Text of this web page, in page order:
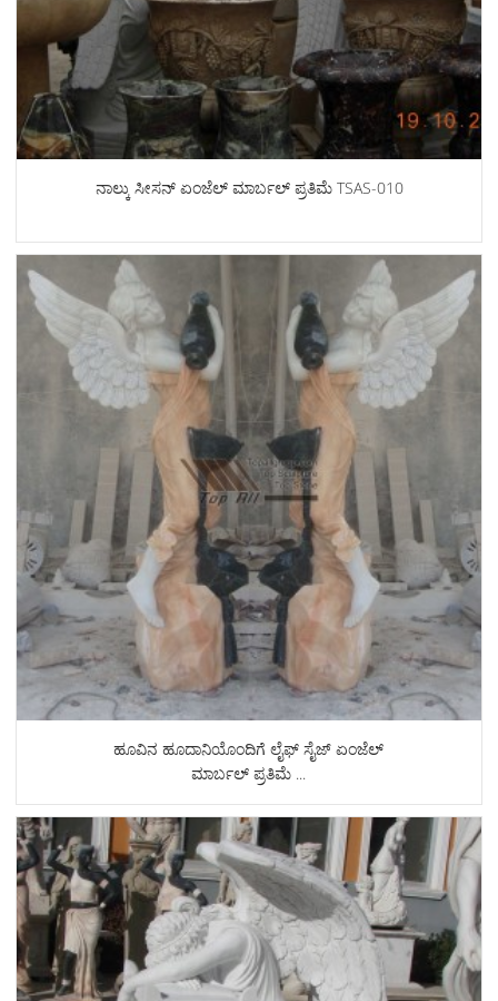
ನಾಲ್ಕು ಸೀಸನ್ ಏಂಜೆಲ್ ಮಾರ್ಬಲ್ ಪ್ರತಿಮೆ TSAS-010
ಹೂವಿನ ಹೂದಾನಿಯೊಂದಿಗೆ ಲೈಫ್ ಸೈಜ್ ಏಂಜೆಲ್
ಮಾರ್ಬಲ್ ಪ್ರತಿಮೆ ...